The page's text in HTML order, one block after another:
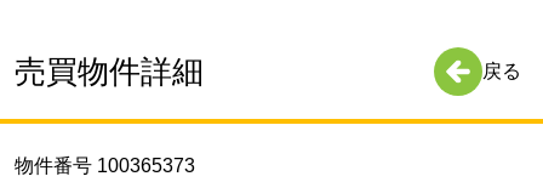
売買物件詳細 戻る
物件番号 100365373